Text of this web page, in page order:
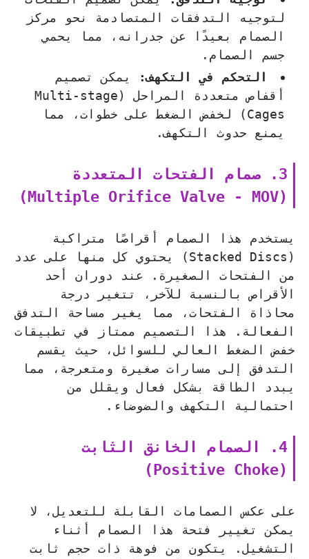
لتوجيه التدفقات المتصادمة نحو مركز
الصمام بعيدًا عن جدرانه، مما يحمي
جسم الصمام.
التحكم في التكهف:
يمكن تصميم
أقفاص متعددة المراحل (Multi-stage
Cages) لخفض الضغط على خطوات، مما
يمنع حدوث التكهف.
3. صمام الفتحات المتعددة
(Multiple Orifice Valve - MOV)
يستخدم هذا الصمام أقراصًا متراكبة
(Stacked Discs) يحتوي كل منها على عدد
من الفتحات الصغيرة. عند دوران أحد
الأقراص بالنسبة للآخر، تتغير درجة
محاذاة الفتحات، مما يغير مساحة التدفق
الفعالة. هذا التصميم ممتاز في تطبيقات
خفض الضغط العالي للسوائل، حيث يقسم
التدفق إلى مسارات صغيرة ومتعرجة، مما
يبدد الطاقة بشكل فعال ويقلل من
احتمالية التكهف والضوضاء.
4. الصمام الخانق الثابت
(Positive Choke)
على عكس الصمامات القابلة للتعديل، لا
يمكن تغيير فتحة هذا الصمام أثناء
التشغيل. يتكون من فوهة ذات حجم ثابت